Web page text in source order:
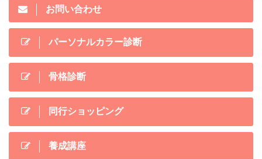
お問い合わせ
パーソナルカラー診断
骨格診断
同行ショッピング
養成講座